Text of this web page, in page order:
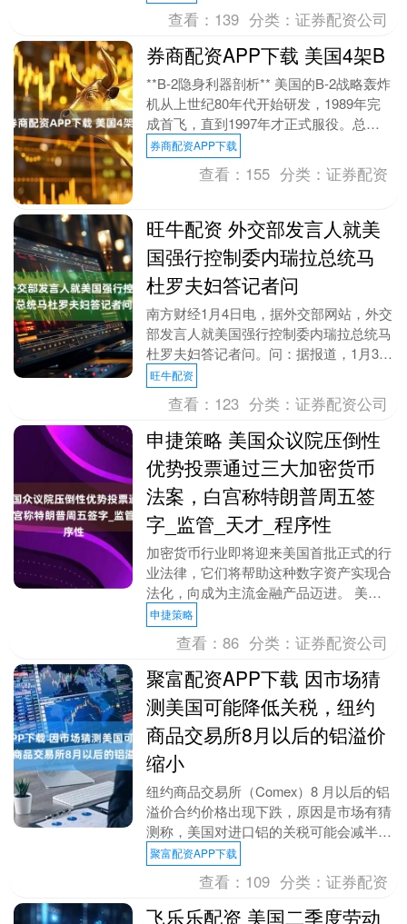
查看： 139 分类：证券配资公司
券商配资APP下载 美国4架B
**B-2隐身利器剖析** 美国的B-2战略轰炸
机从上世纪80年代开始研发，1989年完
成首飞，直到1997年才正式服役。总共
只生产了21架，其中一架在2008....
券商配资APP下载
查看： 155 分类：证券配资
旺牛配资 外交部发言人就美
国强行控制委内瑞拉总统马
杜罗夫妇答记者问
南方财经1月4日电，据外交部网站，外交
部发言人就美国强行控制委内瑞拉总统马
杜罗夫妇答记者问。问：据报道，1月3
日，美国派兵强行控制委内瑞拉总统马杜
罗夫妇并移送出....
旺牛配资
查看： 123 分类：证券配资公司
申捷策略 美国众议院压倒性
优势投票通过三大加密货币
法案，白宫称特朗普周五签
字_监管_天才_程序性
加密货币行业即将迎来美国首批正式的行
业法律，它们将帮助这种数字资产实现合
法化，向成为主流金融产品迈进。 美东
时间7月17日周四美股尾盘时段，美国众
议院以压倒性优....
申捷策略
查看：86 分类：证券配资公司
聚富配资APP下载 因市场猜
测美国可能降低关税，纽约
商品交易所8月以后的铝溢价
缩小
纽约商品交易所（Comex）8 月以后的铝
溢价合约价格出现下跌，原因是市场有猜
测称，美国对进口铝的关税可能会减半，
或者主要供应国加拿大可能获得豁免。
铝关税是美....
聚富配资APP下载
查看： 109 分类：证券配资
飞乐乐配资 美国二季度劳动